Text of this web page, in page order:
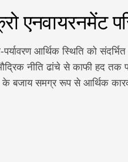
एनवायरनमेंट
पर्यावरण आर्थिक स्थिति को
नीति ढांचे से काफी हद तक
के बजाय समग्र रूप से आर्थिक